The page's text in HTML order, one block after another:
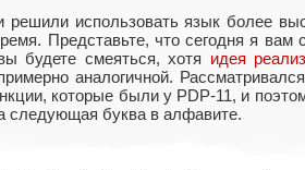
использовать язык более
Представьте, что сегодня я вам
будете смеяться, хотя идея
аналогичной.
которые были у PDP-11, и
следующая буква в алфавите.